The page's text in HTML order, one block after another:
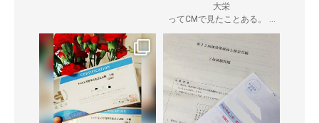
大栄
ってCMで見たことある。